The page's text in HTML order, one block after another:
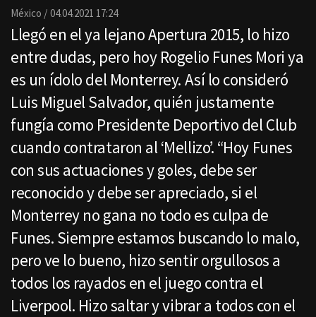
México 04.04.2021 17:24
Llegó en el ya lejano Apertura 2015, lo hizo
entre dudas, pero hoy Rogelio Funes Mori ya
es un ídolo del Monterrey. Así lo consideró
Luis Miguel Salvador, quién justamente
fungía como Presidente Deportivo del Club
cuando contrataron al ‘Mellizo’. “Hoy Funes
con sus actuaciones y goles, debe ser
reconocido y debe ser apreciado, si el
Monterrey no gana no todo es culpa de
Funes. Siempre estamos buscando lo malo,
pero ve lo bueno, hizo sentir orgullosos a
todos los rayados en el juego contra el
Liverpool. Hizo saltar y vibrar a todos con el